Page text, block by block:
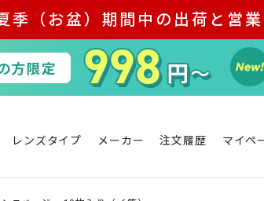
季（お盆）期間中の出荷と営
レンズタイプ メーカー 注文履歴 マイペ